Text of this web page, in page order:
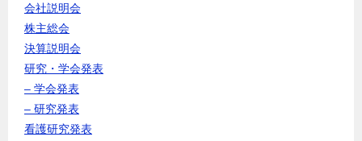
会社説明会
株主総会
決算説明会
研究・学会発表
– 学会発表
– 研究発表
看護研究発表